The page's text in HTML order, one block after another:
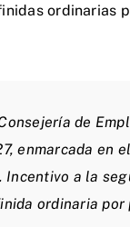
de
enmarcada
a la
ordinaria por